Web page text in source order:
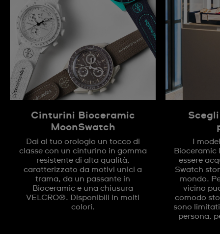
Cinturini Bioceramic
MoonSwatch
Dai al tuo orologio un tocco di
classe con un cinturino in gomma
resistente di alta qualità,
caratterizzato da motivi unici a
trama, da un passante in
Bioceramic e una chiusura
VELCRO®. Disponibili in molti
colori.
I
Bioceramic
essere
Swatch
mondo.
vicino
comodo
sono
persona,